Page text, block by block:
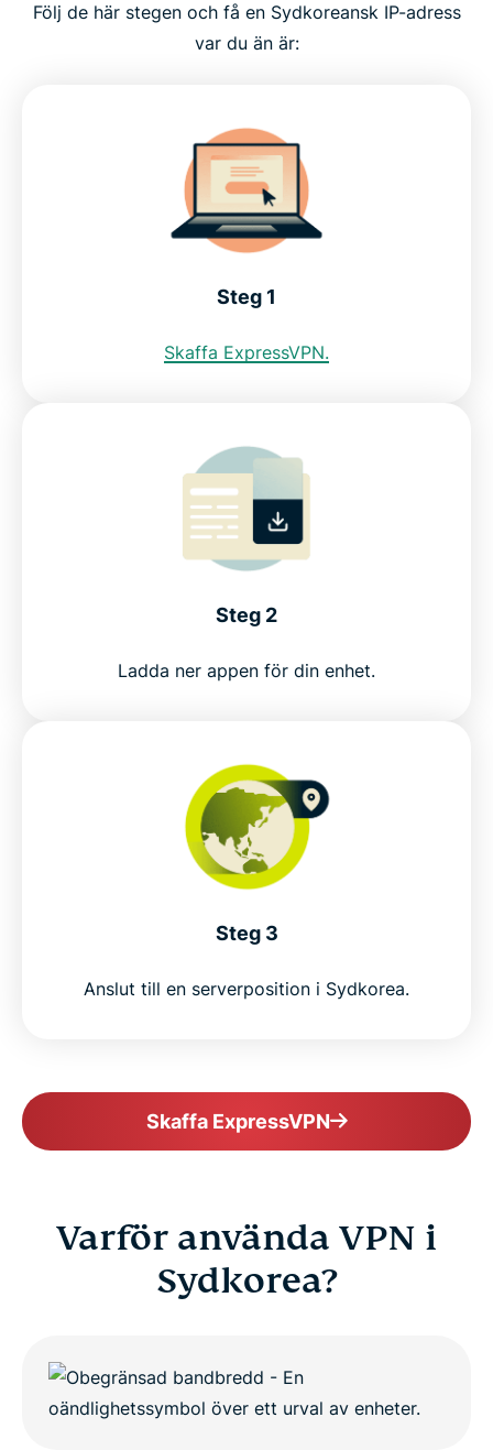
Ladda ner ett VPN för Sydkorea på alla dina
Se varför ExpressVPN är bäst VPN för Sydkorea
Kan jag använda ett gratis VPN för att få en
koreansk IP-adress?
Internetbegränsningar i Sydkorea: KCSC
Vanliga frågor om VPN i Sydkorea
Skaffa bäst VPN för Sydkorea
Get a South Korea VPN in 3 steps
Why use a South Korea VPN
Why choose ExpressVPN for South Korea
Popular VPN locations for South Koreans
Get a South Korea VPN risk-free
Följ de här stegen och få en Sydkoreansk IP-adress
var du än är:
Steg 1
Skaffa ExpressVPN.
Steg 2
Ladda ner appen för din enhet.
Steg 3
Anslut till en serverposition i Sydkorea.
Skaffa ExpressVPN
Varför använda VPN i
Sydkorea?